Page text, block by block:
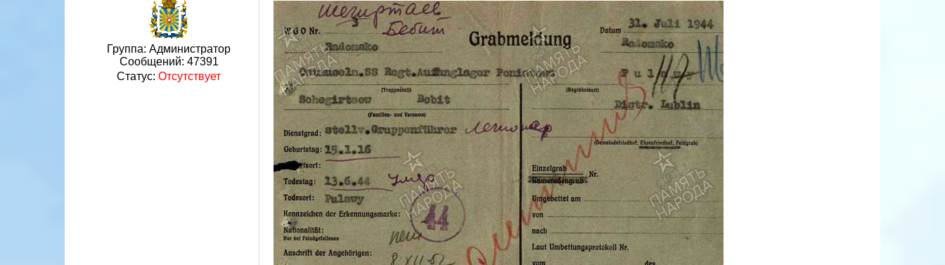
Группа: Администратор
Сообщений: 47391
Статус: Отсутствует